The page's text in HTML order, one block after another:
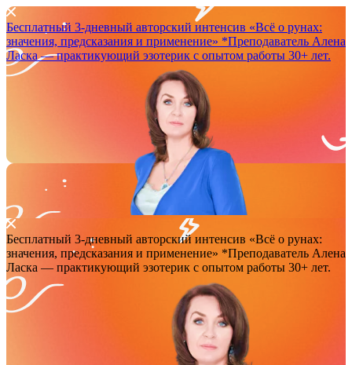
Бесплатный 3-дневный авторский интенсив «Всё о рунах:
значения, предсказания и применение» *Преподаватель Аленa
Ласка — практикующий эзотерик с опытом работы 30+ лет.
Бесплатный 3-дневный авторский интенсив «Всё о рунах:
значения, предсказания и применение» *Преподаватель Аленa
Ласка — практикующий эзотерик с опытом работы 30+ лет.